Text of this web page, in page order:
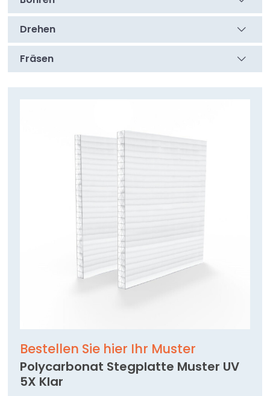
Temperaturschwankungen, ohne zu vergilben oder
zu reißen.
Die Platten bestehen aus mehreren
Kunststoffschichten, die durch feine Stege (Kanäle)
miteinander verbunden sind.
- Hohe Stabilität und Steifigkeit
- Sehr gute Wärmedämmung
- Geringes Gewicht, minimale Belastung für die
Typische Anwendungsbereiche
- Terrassen- und Verandaüberdachungen
- Carports und Lichtbänder
- Wintergärten und Gartenhäuser
- Fahrradunterstände und Eingangsüberdachungen
- Industrielle Verglasungen und Dachsysteme
bearbeiten:
Sie können gesägt, gebohrt oder zugeschnitten
werden, ohne Risiko von Bruch oder Splitterbildung.
Drehen
Fräsen
Bestellen Sie hier Ihr Muster
Polycarbonat Stegplatte Muster UV
5X Klar